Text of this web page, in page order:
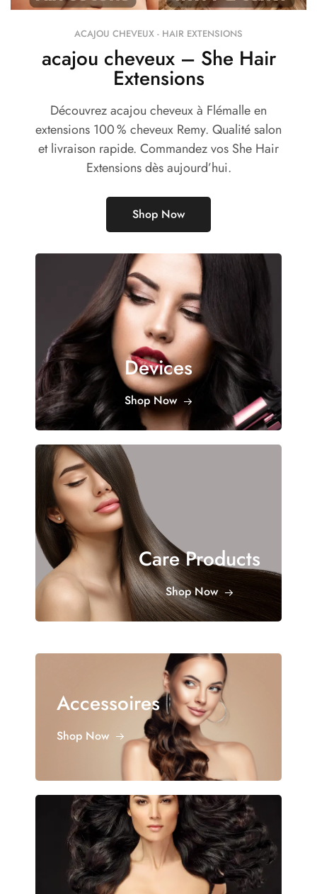
ACAJOU CHEVEUX - HAIR EXTENSIONS
acajou cheveux – She Hair
Extensions
Découvrez acajou cheveux à Flémalle en
extensions 100 % cheveux Remy. Qualité salon
et livraison rapide. Commandez vos She Hair
Extensions dès aujourd’hui.
Shop Now
Devices
Shop Now
Care Products
Shop Now
Accessoires
Shop Now